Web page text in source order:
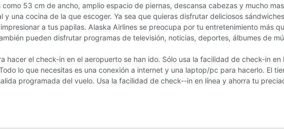
53 cm de ancho, amplio espacio de piernas, descansa cabezas y mucho
una cocina de la que escoger. Ya sea que quieras disfrutar deliciosos
a tus papilas. Alaska Airlines se preocupa por tu entretenimiento más
pueden disfrutar programas de televisión, noticias, deportes, álbumes de
hacer el check-in en el aeropuerto se han ido. Sólo usa la facilidad de check-in en
lo que necesitas es una conexión a internet y una laptop/pc para hacerlo. El
programada del vuelo. Usa la facilidad de check--in en línea y ahorra tu